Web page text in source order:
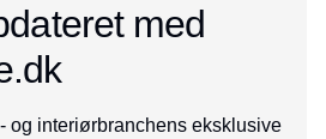
med
og interiørbranchens eksklusive